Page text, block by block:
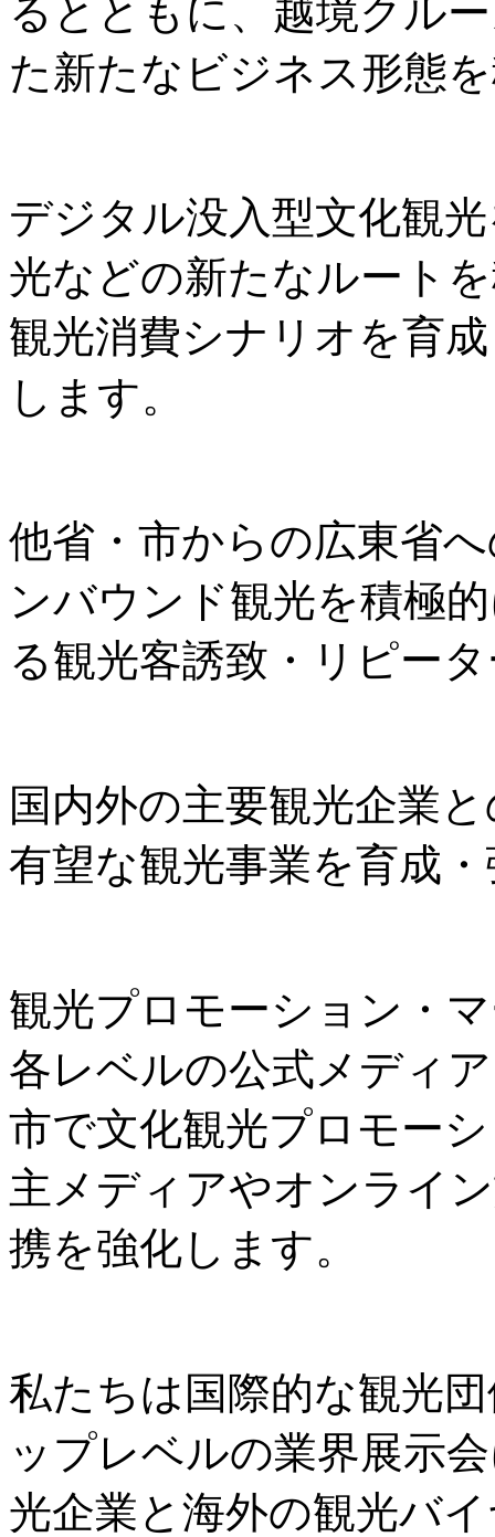
るとともに、越境クル
た新たなビジネス形態
デジタル没入型文化観
光などの新たなルート
観光消費シナリオを育
します。
他省・市からの広東省
ンバウンド観光を積極
る観光客誘致・リピー
国内外の主要観光企業
有望な観光事業を育成
観光プロモーション・
各レベルの公式メディ
市で文化観光プロモー
主メディアやオンライ
携を強化します。
私たちは国際的な観光
ップレベルの業界展示
光企業と海外の観光バ